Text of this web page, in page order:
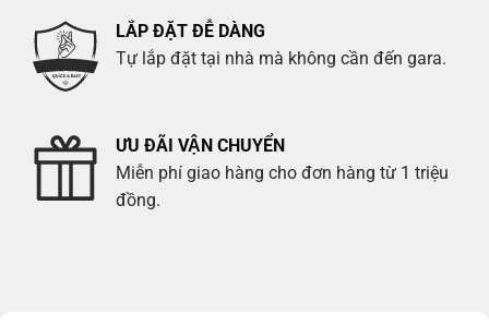
LẮP ĐẶT ĐỄ DÀNG
Tự lắp đặt tại nhà mà không cần đến gara.
ƯU ĐÃI VẬN CHUYỂN
Miễn phí giao hàng cho đơn hàng từ 1 triệu
đồng.